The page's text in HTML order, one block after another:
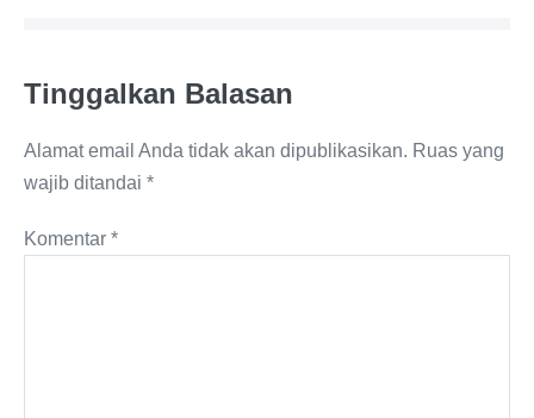
Tinggalkan Balasan
Alamat email Anda tidak akan dipublikasikan. Ruas yang
wajib ditandai *
Komentar *